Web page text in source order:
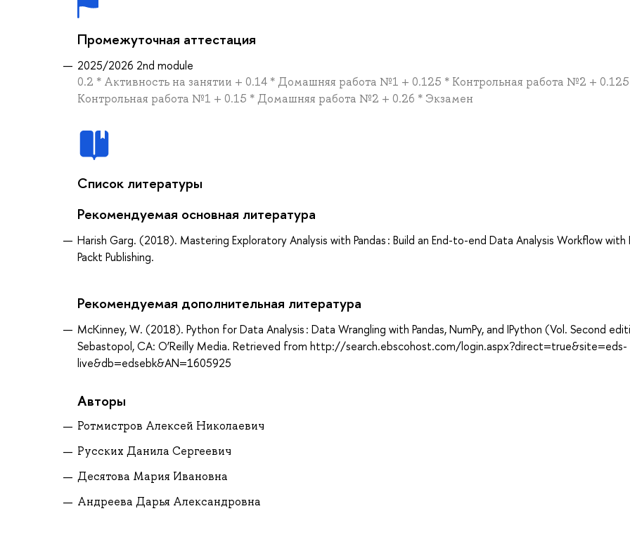
Промежуточная аттестация
2025/2026 2nd module
0.2 * Активность на занятии + 0.14 * Домашняя работа №1 + 0.125 * Контрольная работа №2 +
Контрольная работа №1 + 0.15 * Домашняя работа №2 + 0.26 * Экзамен
Список литературы
Рекомендуемая основная литература
Harish Garg. (2018). Mastering Exploratory Analysis with Pandas : Build an End-to-end Data Analysis Workflow with
Packt Publishing.
Рекомендуемая дополнительная литература
McKinney, W. (2018). Python for Data Analysis : Data Wrangling with Pandas, NumPy, and IPython (Vol. Second
Sebastopol, CA: O’Reilly Media. Retrieved from http://search.ebscohost.com/login.aspx?direct=true&site=eds-
live&db=edsebk&AN=1605925
Авторы
Ротмистров Алексей Николаевич
Русских Данила Сергеевич
Десятова Мария Ивановна
Андреева Дарья Александровна